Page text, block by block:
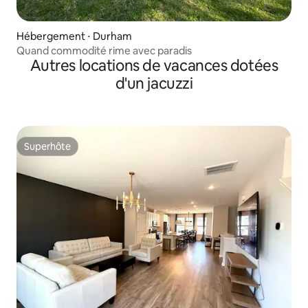
Hébergement ⋅ Durham
Quand commodité rime avec paradis
Autres locations de vacances dotées
d'un jacuzzi
Superhôte
Superhôte